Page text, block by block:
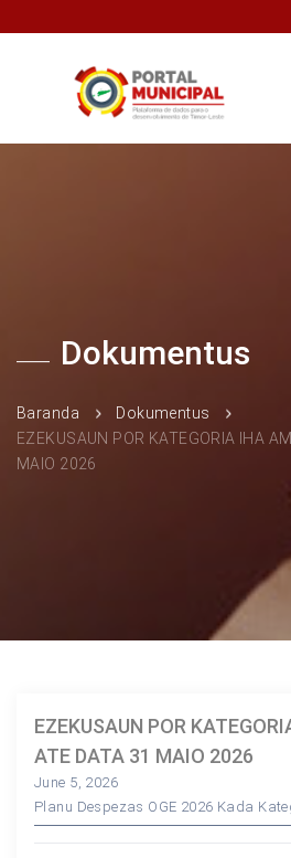
Dokumentus
Baranda
Dokumentus
EZEKUSAUN POR KATEGORIA IHA
MAIO 2026
EZEKUSAUN POR
ATE DATA 31 MAIO 2026
June 5, 2026
Planu Despezas OGE 2026 Kada